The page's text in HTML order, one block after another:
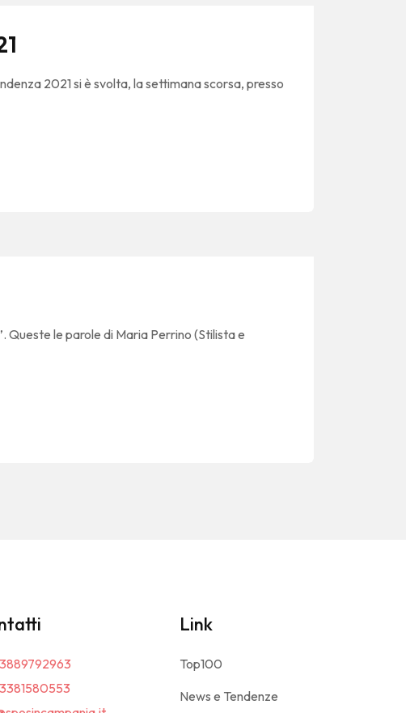
2021 si è svolta, la settimana scorsa, presso
Queste le parole di Maria Perrino (Stilista e
Link
Top100
News e Tendenze